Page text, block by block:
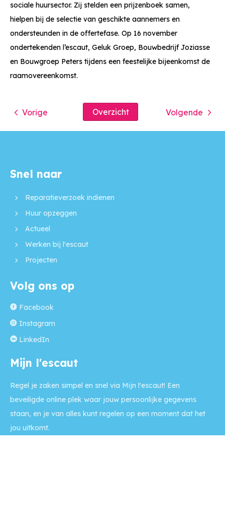
sociale huursector. Zij stelden een prijzenboek samen,
hielpen bij de selectie van geschikte aannemers en
ondersteunden in de offertefase. Op 16 november
ondertekenden l’escaut, Geluk Groep, Bouwbedrijf Joziasse
en Bouwgroep Peters tijdens een feestelijke bijeenkomst de
raamovereenkomst.
Volgende
Overzicht
Vorige
Contactinformatie
Snel naar
Reparatieverzoek indienen
Huur opzeggen
Actueel
Werken bij l'escaut
Projecten
Volg ons op
Facebook
Instagram
LinkedIn
Mijn l'escaut
Regel je zaken simpel en snel via Mijn l'escaut! Een
beveiligde online plek waar jouw persoonlijke gegevens
staan, en je van alles kunt regelen op een moment dat het
jou uitkomt.